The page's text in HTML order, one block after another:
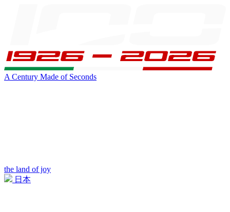
A Century Made of Seconds
the land of joy
日本